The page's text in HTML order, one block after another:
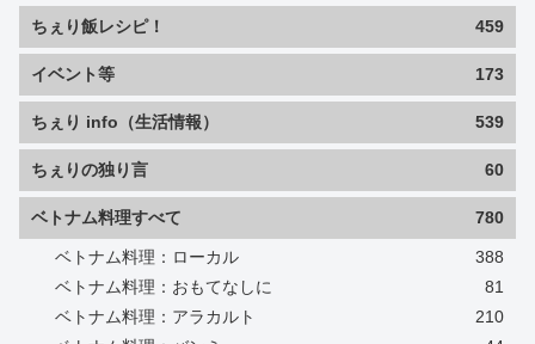
ちぇり飯レシピ！ 459
イベント等 173
ちぇり info（生活情報） 539
ちぇりの独り言 60
ベトナム料理すべて 780
ベトナム料理：ローカル
388
ベトナム料理：おもてなしに
81
ベトナム料理：アラカルト
210